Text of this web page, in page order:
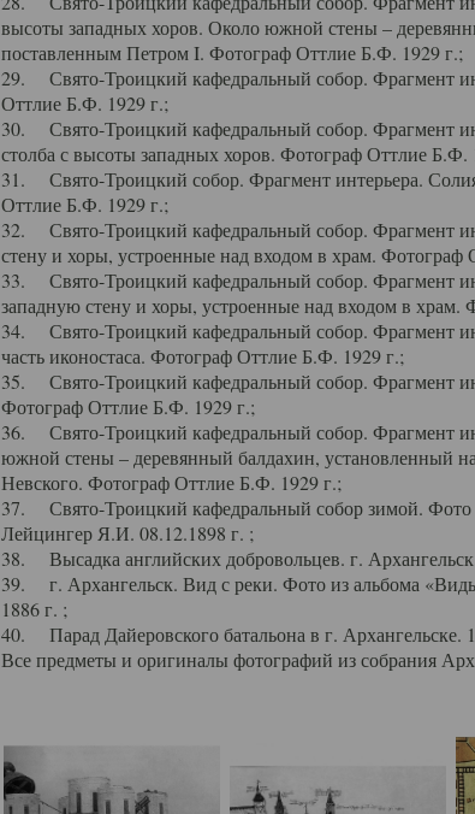
высоты западных хоров. Около южной стены –
поставленным Петром I. Фотограф Оттлие Б.Ф. 1929 г.;
29. Свято-Троицкий кафедральный собор. Фрагмент
Оттлие Б.Ф. 1929 г.;
30. Свято-Троицкий кафедральный собор. Фрагмент
столба с высоты западных хоров. Фотограф Оттлие Б.Ф.
31. Свято-Троицкий собор. Фрагмент интерьера.
Оттлие Б.Ф. 1929 г.;
32. Свято-Троицкий кафедральный собор. Фрагмент
стену и хоры, устроенные над входом в храм. Фотограф
33. Свято-Троицкий кафедральный собор. Фрагмент
западную стену и хоры, устроенные над входом в
34. Свято-Троицкий кафедральный собор. Фрагмент
часть иконостаса. Фотограф Оттлие Б.Ф. 1929 г.;
35. Свято-Троицкий кафедральный собор. Фрагмент
Фотограф Оттлие Б.Ф. 1929 г.;
36. Свято-Троицкий кафедральный собор. Фрагмент
южной стены – деревянный балдахин, установленный
Невского. Фотограф Оттлие Б.Ф. 1929 г.;
37. Свято-Троицкий кафедральный собор зимой. Фото
Лейцингер Я.И. 08.12.1898 г. ;
38. Высадка английских добровольцев. г.
39. г. Архангельск. Вид с реки. Фото из альбома
1886 г. ;
40. Парад Дайеровского батальона в г.
Все предметы и оригиналы фотографий из собрания